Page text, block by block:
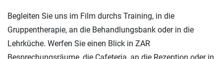
Begleiten Sie uns im Film durchs Training, in die
Gruppentherapie, an die Behandlungsbank oder in die
Lehrküche. Werfen Sie einen Blick in ZAR